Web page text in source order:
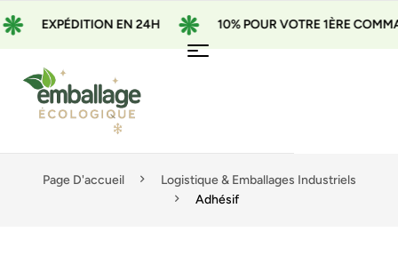
EN 24H 10% POUR VOTRE 1ÈRE COMMANDE
Page D'accueil
Logistique & Emballages Industriels
Adhésif